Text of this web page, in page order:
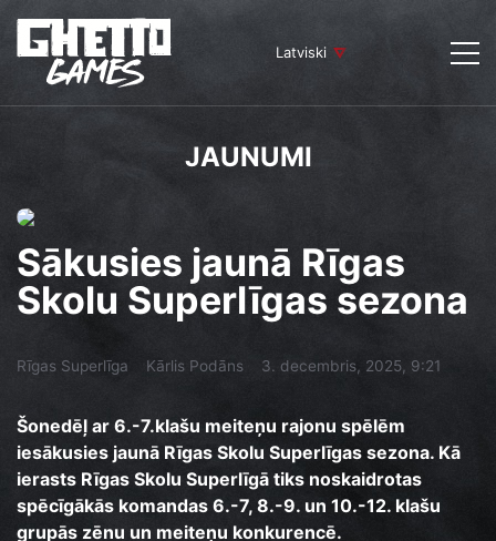
Latviski
JAUNUMI
Sākusies jaunā Rīgas
Skolu Superlīgas sezona
Rīgas Superlīga Kārlis Podāns 3. decembris, 2025, 9:21
Šonedēļ ar 6.-7.klašu meiteņu rajonu spēlēm
iesākusies jaunā Rīgas Skolu Superlīgas sezona. Kā
ierasts Rīgas Skolu Superlīgā tiks noskaidrotas
spēcīgākās komandas 6.-7, 8.-9. un 10.-12. klašu
grupās zēnu un meiteņu konkurencē.